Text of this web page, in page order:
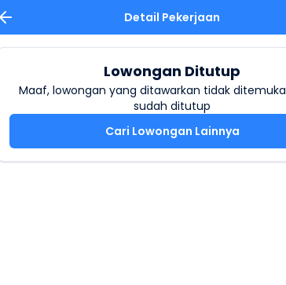
Detail Pekerjaan
Lowongan Ditutup
Maaf, lowongan yang ditawarkan tidak
sudah ditutup
Cari Lowongan Lainnya